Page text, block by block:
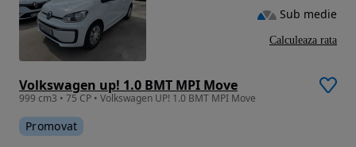
Volkswagen up! 1.0 BMT MPI Move
999 cm3 • 75 CP • Volkswagen UP! 1.0 BMT MPI Move
Promovat
Sub medie
Calculeaza rata